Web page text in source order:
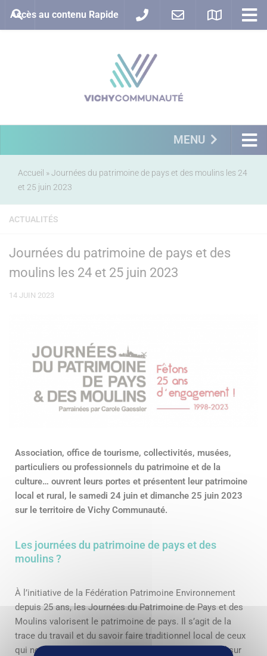
Accès au contenu Rapide
MENU
Accueil »Journées du patrimoine de pays et des moulins les 24
et 25 juin 2023
ACTUALITÉS
Journées du patrimoine de pays et des
moulins les 24 et 25 juin 2023
14 JUIN 2023
Association, office de tourisme, collectivités, musées,
particuliers ou professionnels du patrimoine et de la
culture… ouvrent leurs portes et présentent leur patrimoine
local et rural, le samedi 24 juin et dimanche 25 juin 2023
sur le territoire de Vichy Communauté.
Les journées du patrimoine de pays et des
moulins ?
À l’initiative de la Fédération Patrimoine Environnement
depuis 25 ans, les Journées du Patrimoine de Pays et des
Moulins valorisent le patrimoine de pays. Il s’agit de la
trace du travail et du savoir faire traditionnel local de ceux
qui nous ont précédés, afin d’apporter un autre regard sur